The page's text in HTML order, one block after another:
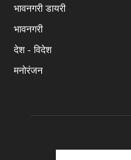
भावनगरी डायरी
भावनगरी
देश - विदेश
मनोरंजन